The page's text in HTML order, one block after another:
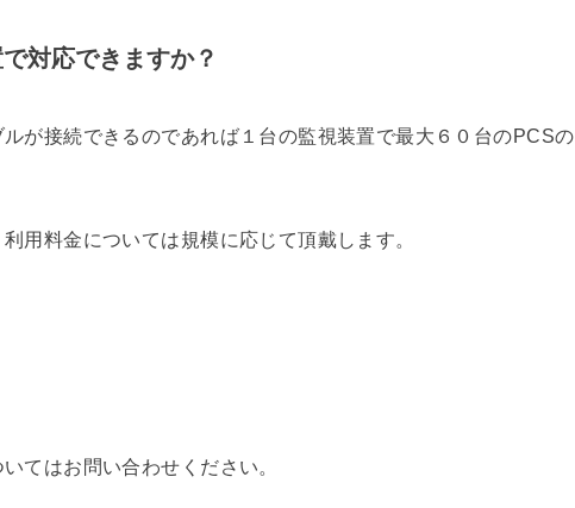
対応できますか？
が接続できるのであれば１台の監視装置で最大６０台のPCSの
用料金については規模に応じて頂戴します。
てはお問い合わせください。